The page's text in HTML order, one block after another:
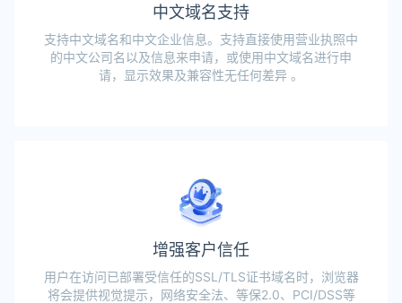
中文域名支持
支持中文域名和中文企业信息。支持直接使用营业执照中
的中文公司名以及信息来申请，或使用中文域名进行申
请，显示效果及兼容性无任何差异 。
增强客户信任
用户在访问已部署受信任的SSL/TLS证书域名时，浏览器
将会提供视觉提示，网络安全法、等保2.0、PCI/DSS等